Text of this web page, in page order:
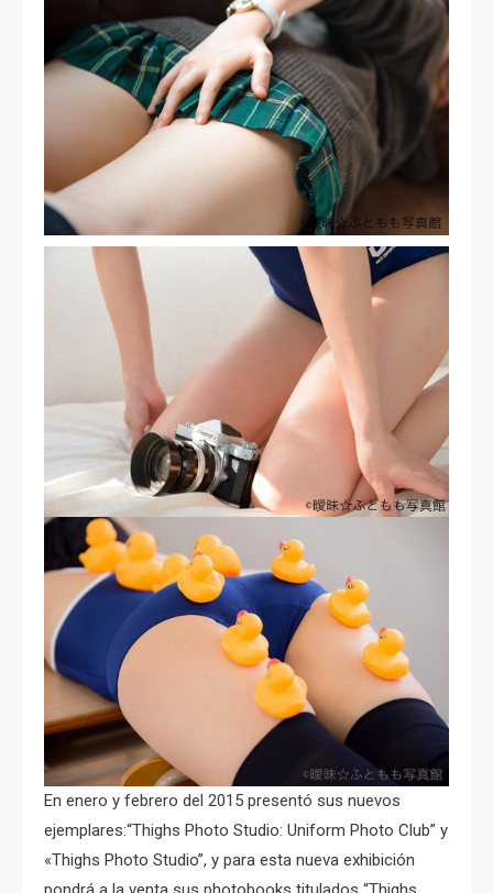
En enero y febrero del 2015 presentó sus nuevos
ejemplares:“Thighs Photo Studio: Uniform Photo Club” y
«Thighs Photo Studio”, y para esta nueva exhibición